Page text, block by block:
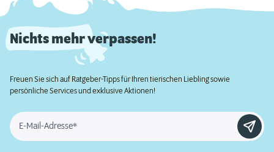
Nichts mehr verpassen!
Freuen Sie sich auf Ratgeber-Tipps für Ihren tierischen Liebling sowie
persönliche Services und exklusive Aktionen!
E-Mail-Adresse*